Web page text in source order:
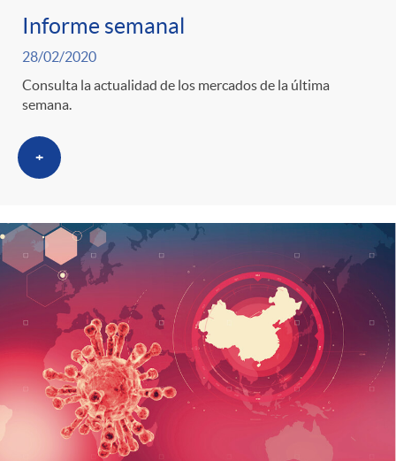
Informe semanal
28/02/2020
Consulta la actualidad de los mercados de la última
semana.
+